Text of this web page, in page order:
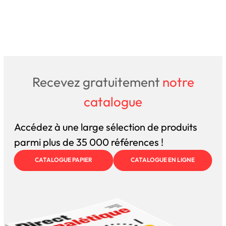
Recevez gratuitement notre
catalogue
Accédez à une large sélection de produits
parmi plus de 35 000 références !
CATALOGUE PAPIER CATALOGUE EN LIGNE